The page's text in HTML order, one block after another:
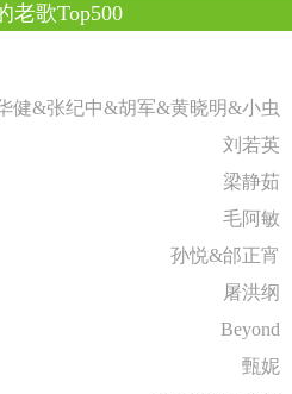
老歌Top500
健&张纪中&胡军&黄晓明&小虫
刘若英
梁静茹
毛阿敏
孙悦&邰正宵
屠洪纲
Beyond
甄妮